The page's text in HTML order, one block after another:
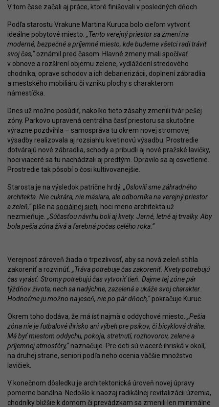
V tom čase začali aj práce, ktoré finišovali v posledných dňoch.
Podľa starostu Vrakune Martina Kuruca bolo cieľom vytvoriť
ideálne pobytové miesto. „Tento verejný priestor sa zmení na
moderné, bezpečné a príjemné miesto, kde budeme všetci radi tráviť
svoj čas,“oznámil pred časom. Hlavné zmeny mali spočívať
v obnove a rozšírení objemu zelene, vydláždení stredového
chodníka, oprave schodov a ich debarierizácii, doplnení zábradlia
a mestského mobiliáru či vzniku plochy s charakterom
námestíčka.
Dnes už možno posúdiť, nakoľko tieto zásahy zmenili tvár pešej
zóny. Parkovo upravená centrálna časť priestoru sa skutočne
výrazne pozdvihla – samospráva tu okrem novej stromovej
výsadby realizovala aj rozsiahlu kvetinovú výsadbu. Prostredie
dotvárajú nové zábradlia, schody a pribudli aj nové pražské lavičky,
hoci viaceré sa tu nachádzali aj predtým. Opravilo sa aj osvetlenie.
Prostredie tak pôsobí o čosi kultivovanejšie.
Starosta je na výsledok patrične hrdý. „Oslovili sme záhradného
architekta. Nie cukrára, nie mäsiara, ale odborníka na verejný priestor
a zeleň,“píše na sociálnej sieti, hoci meno architekta už
nezmieňuje. „Súčasťou návrhu boli aj kvety. Jarné, letné aj trvalky. Aby
bola pešia zóna živá a farebná počas celého roka.“
Verejnosť zároveň žiada o trpezlivosť, aby sa nová zeleň stihla
zakoreniť a rozvinúť. „Tráva potrebuje čas zakoreniť. Kvety potrebujú
čas vyrásť. Stromy potrebujú čas vytvoriť tieň. Dajme tej zóne pár
týždňov života, nech sa nadýchne, zazelená a ukáže svoj charakter.
Hodnoťme ju možno na jeseň, nie po pár dňoch,“pokračuje Kuruc.
Okrem toho dodáva, že má ísť najmä o oddychové miesto. „Pešia
zóna nie je futbalové ihrisko ani výbeh pre psíkov, či bicyklová dráha.
Má byť miestom oddychu, pokoja, stretnutí, rozhovorov, zelene a
príjemnej atmosféry,“naznačuje. Pre deti sú viaceré ihriská v okolí,
na druhej strane, seniori podľa neho ocenia väčšie množstvo
lavičiek.
V konečnom dôsledku je architektonická úroveň novej úpravy
pomerne banálna. Nedošlo k naozaj radikálnej revitalizácii územia,
chodníky bližšie k domom či prevádzkam sa zmenili len minimálne